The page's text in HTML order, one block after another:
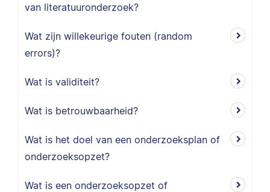
van literatuuronderzoek?
Wat zijn willekeurige fouten (random
errors)?
Wat is validiteit?
Wat is betrouwbaarheid?
Wat is het doel van een onderzoeksplan of
onderzoeksopzet?
Wat is een onderzoeksopzet of